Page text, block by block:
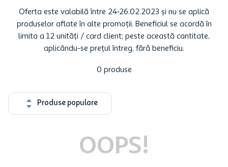
Oferta este valabilă între 24-26.02.2023 și nu se aplică
produselor aflate în alte promoții. Beneficiul se acordă în
limita a 12 unități / card client; peste această cantitate,
aplicându-se prețul întreg, fără beneficiu.
0 produse
Produse populare
OOPS!